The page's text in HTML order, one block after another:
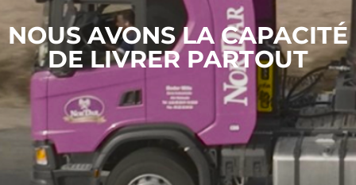
NOUS AVONS LA CAPACITÉ
DE LIVRER PARTOUT